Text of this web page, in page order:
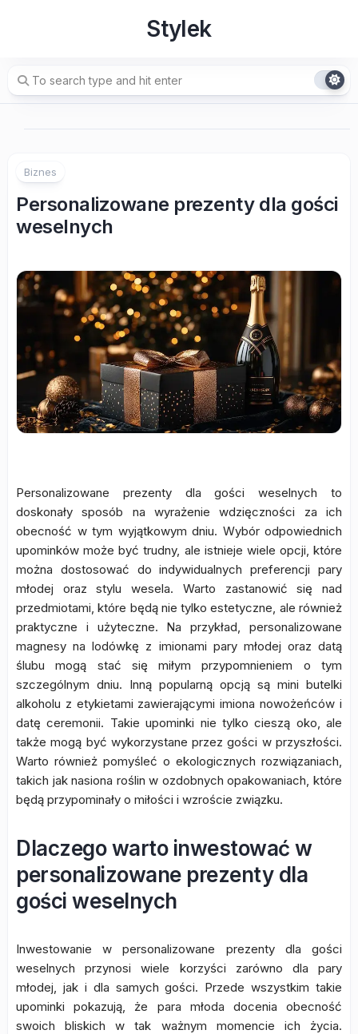
Stylek
Biznes
Personalizowane prezenty dla gości
weselnych
Personalizowane prezenty dla gości weselnych to
doskonały sposób na wyrażenie wdzięczności za ich
obecność w tym wyjątkowym dniu. Wybór odpowiednich
upominków może być trudny, ale istnieje wiele opcji, które
można dostosować do indywidualnych preferencji pary
młodej oraz stylu wesela. Warto zastanowić się nad
przedmiotami, które będą nie tylko estetyczne, ale również
praktyczne i użyteczne. Na przykład, personalizowane
magnesy na lodówkę z imionami pary młodej oraz datą
ślubu mogą stać się miłym przypomnieniem o tym
szczególnym dniu. Inną popularną opcją są mini butelki
alkoholu z etykietami zawierającymi imiona nowożeńców i
datę ceremonii. Takie upominki nie tylko cieszą oko, ale
także mogą być wykorzystane przez gości w przyszłości.
Warto również pomyśleć o ekologicznych rozwiązaniach,
takich jak nasiona roślin w ozdobnych opakowaniach, które
będą przypominały o miłości i wzroście związku.
Dlaczego warto inwestować w
personalizowane prezenty dla
gości weselnych
Inwestowanie w personalizowane prezenty dla gości
weselnych przynosi wiele korzyści zarówno dla pary
młodej, jak i dla samych gości. Przede wszystkim takie
upominki pokazują, że para młoda docenia obecność
swoich bliskich w tak ważnym momencie ich życia.